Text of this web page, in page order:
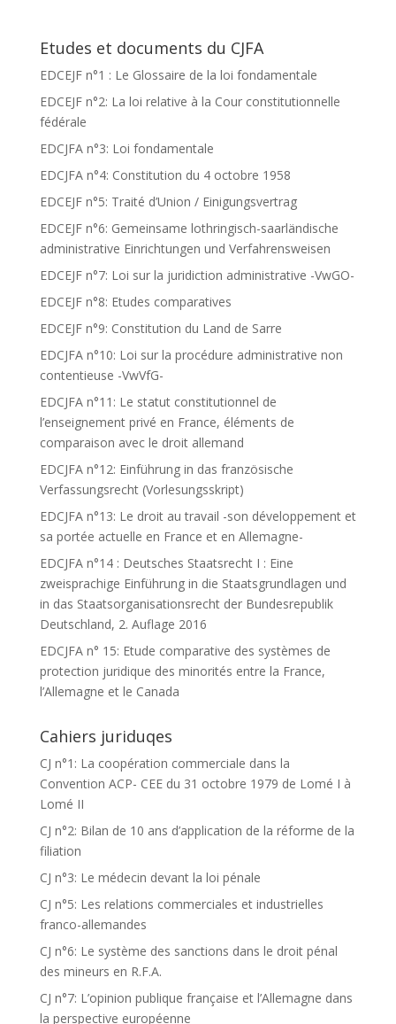
Etudes et documents du CJFA
EDCEJF n°1 : Le Glossaire de la loi fondamentale
EDCEJF n°2: La loi relative à la Cour constitutionnelle
fédérale
EDCJFA n°3: Loi fondamentale
EDCJFA n°4: Constitution du 4 octobre 1958
EDCEJF n°5: Traité d’Union / Einigungsvertrag
EDCEJF n°6: Gemeinsame lothringisch-saarländische
administrative Einrichtungen und Verfahrensweisen
EDCEJF n°7: Loi sur la juridiction administrative -VwGO-
EDCEJF n°8: Etudes comparatives
EDCEJF n°9: Constitution du Land de Sarre
EDCJFA n°10: Loi sur la procédure administrative non
contentieuse -VwVfG-
EDCJFA n°11: Le statut constitutionnel de
l’enseignement privé en France, éléments de
comparaison avec le droit allemand
EDCJFA n°12: Einführung in das französische
Verfassungsrecht (Vorlesungsskript)
EDCJFA n°13: Le droit au travail -son développement et
sa portée actuelle en France et en Allemagne-
EDCJFA n°14 : Deutsches Staatsrecht I : Eine
zweisprachige Einführung in die Staatsgrundlagen und
in das Staatsorganisationsrecht der Bundesrepublik
Deutschland, 2. Auflage 2016
EDCJFA n° 15: Etude comparative des systèmes de
protection juridique des minorités entre la France,
l’Allemagne et le Canada
Cahiers juriduqes
CJ n°1: La coopération commerciale dans la
Convention ACP- CEE du 31 octobre 1979 de Lomé I à
Lomé II
CJ n°2: Bilan de 10 ans d’application de la réforme de la
filiation
CJ n°3: Le médecin devant la loi pénale
CJ n°5: Les relations commerciales et industrielles
franco-allemandes
CJ n°6: Le système des sanctions dans le droit pénal
des mineurs en R.F.A.
CJ n°7: L’opinion publique française et l’Allemagne dans
la perspective européenne